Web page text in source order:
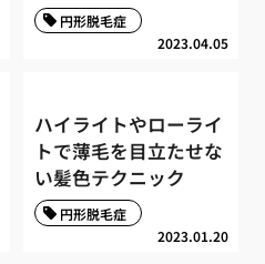
2023.04.05
円形脱毛症
ハイライトやローライ
トで薄毛を目立たせな
い髪色テクニック
2023.01.20
円形脱毛症